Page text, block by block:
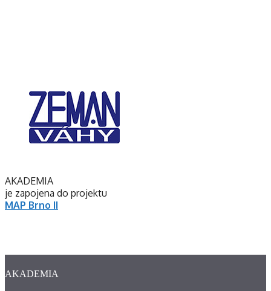
AKADEMIA
je zapojena do projektu
MAP Brno II
AKADEMIA